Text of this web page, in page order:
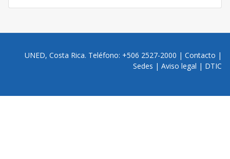
UNED, Costa Rica. Teléfono: +506 2527-2000 | Contacto |
Sedes | Aviso legal | DTIC